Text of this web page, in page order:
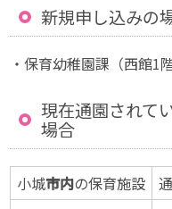
新規申し込みの
・保育幼稚園課（西館1階
現在通園されて
場合
小城市内の保育施設